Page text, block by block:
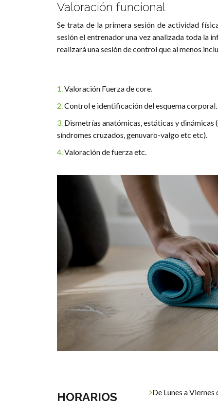
Valoración funcional
Se trata de la primera sesión de actividad
sesión el entrenador una vez analizada toda la
realizará una sesión de control que al menos
1.Valoración Fuerza de core.
2.Control e identificación del esquema corporal.
3. Dismetrías anatómicas, estáticas y dinámicas
síndromes cruzados, genuvaro-valgo etc etc).
4.Valoración de fuerza etc.
HORARIOS
De Lunes a